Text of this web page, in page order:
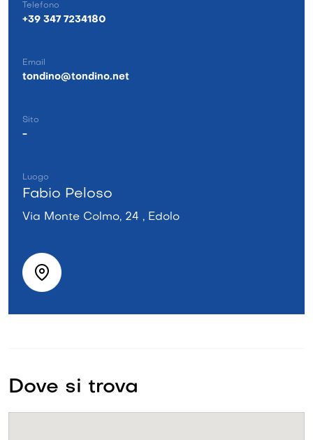
Telefono
+39 347 7234180
Email
tondino@tondino.net
Sito
-
Luogo
Fabio Peloso
Via Monte Colmo, 24 , Edolo
Dove si trova